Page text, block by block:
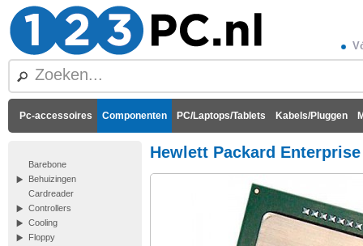
Pc-accessoires Componenten PC/Laptops/Tablets Kabels/Pluggen
Barebone
Behuizingen
Cardreader
Controllers
Cooling
Floppy
Hewlett Packard